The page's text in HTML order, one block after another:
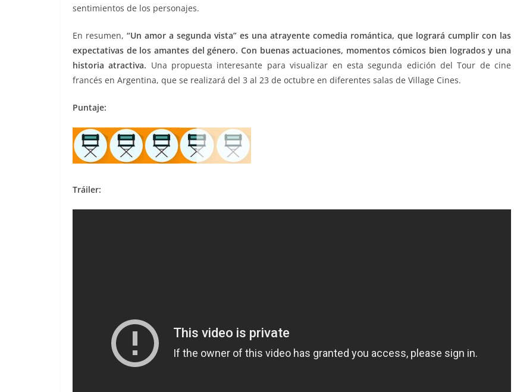
sentimientos de los personajes.
En resumen, “Un amor a segunda vista” es una atrayente comedia romántica, que logrará cumplir con las
expectativas de los amantes del género. Con buenas actuaciones, momentos cómicos bien logrados y una
historia atractiva. Una propuesta interesante para visualizar en esta segunda edición del Tour de cine
francés en Argentina, que se realizará del 3 al 23 de octubre en diferentes salas de Village Cines.
Puntaje:
Tráiler: